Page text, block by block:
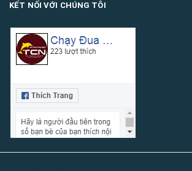
KẾT NỐI VỚI CHÚNG TÔI